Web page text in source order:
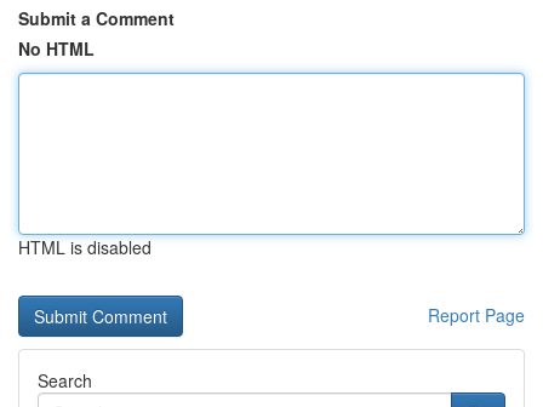
Submit a Comment
No HTML
HTML is disabled
Report Page
Search